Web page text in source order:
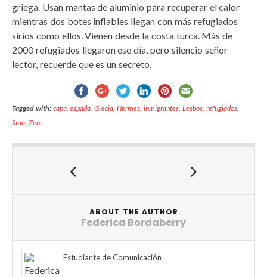
griega. Usan mantas de aluminio para recuperar el calor
mientras dos botes inflables llegan con más refugiados
sirios como ellos. Vienen desde la costa turca. Más de
2000 refugiados llegaron ese día, pero silencio señor
lector, recuerde que es un secreto.
Tagged with: capa,espada ,Grecia ,Hermes inmigrantes, Lesbos, refugiados,
Siria Zeus
ABOUT THE AUTHOR
Federica Bordaberry
Estudiante de Comunicación